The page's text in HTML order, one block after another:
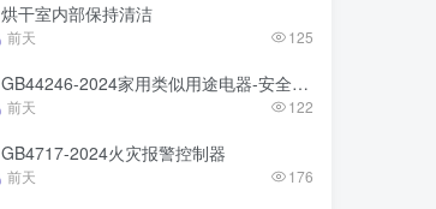
烘干室内部保持清洁
前天 125
GB44246-2024家用类似用途电器-安全技术规范
前天 122
GB4717-2024火灾报警控制器
前天 176
烘干室内部保持清洁
前天 125
GB44246-2024家用类似用途电器-安全技术规范
前天 122
GB4717-2024火灾报警控制器
前天 176